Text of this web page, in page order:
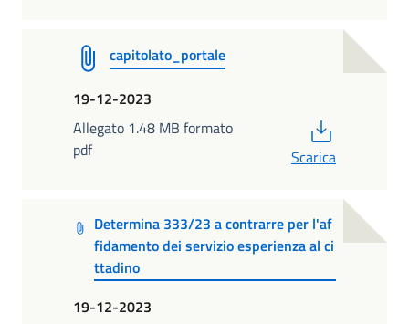
capitolato_portale
19-12-2023
Allegato 1.48 MB formato
pdf
Scarica
Determina 333/23 a contrarre per l'af
fidamento dei servizio esperienza al ci
ttadino
19-12-2023